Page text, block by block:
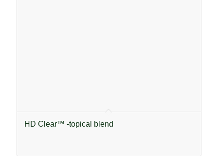
HD Clear™ -topical blend